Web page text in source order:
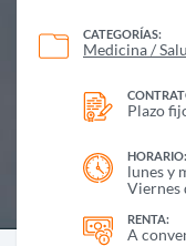
CATEGORÍAS:
Medicina /
Plazo
HORARIO:
lunes y
Viernes
RENTA:
A